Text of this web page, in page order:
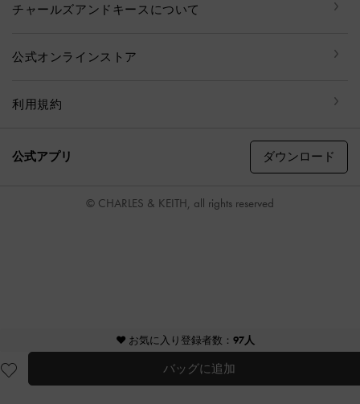
♥ お気に入り登録者数： 97人
バッグに追加
チャールズアンドキースについて
公式オンラインストア
利用規約
公式アプリ ダウンロード
© CHARLES & KEITH, all rights reserved